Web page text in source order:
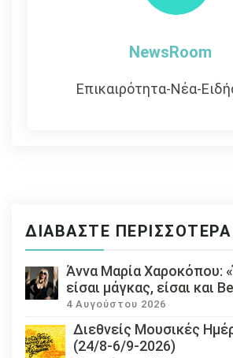
NewsRoom
Επικαιρότητα-Νέα-
ΔΙΑΒΆΣΤΕ ΠΕΡΙΣΣΌΤΕΡΑ
Άννα Μαρία Χαροκόπου:
είσαι μάγκας, είσαι και
4 Αυγούστου 2026
Διεθνείς Μουσικές
(24/8-6/9-2026)